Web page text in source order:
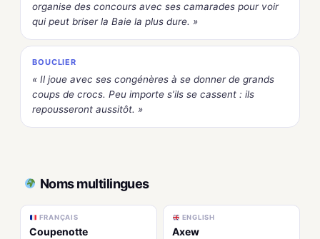
organise des concours avec ses camarades pour voir
qui peut briser la Baie la plus dure. »
BOUCLIER
« Il joue avec ses congénères à se donner de grands
coups de crocs. Peu importe s’ils se cassent : ils
repousseront aussitôt. »
Noms multilingues
FRANÇAIS
Coupenotte
ENGLISH
Axew